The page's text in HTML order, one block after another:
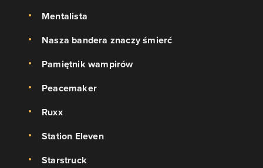
Mentalista
Nasza bandera znaczy śmierć
Pamiętnik wampirów
Peacemaker
Ruxx
Station Eleven
Starstruck